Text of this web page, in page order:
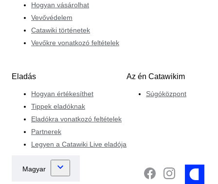
Hogyan vásárolhat
Vevővédelem
Catawiki történetek
Vevőkre vonatkozó feltételek
Eladás
Hogyan értékesíthet
Tippek eladóknak
Eladókra vonatkozó feltételek
Partnerek
Legyen a Catawiki Live eladója
Az én Catawikim
Súgóközpont